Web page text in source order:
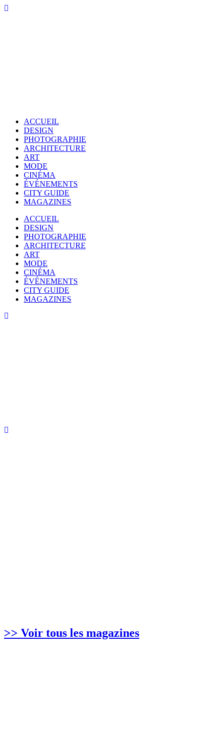
ACCUEIL
DESIGN
PHOTOGRAPHIE
ARCHITECTURE
ART
MODE
CINÉMA
ÉVÉNEMENTS
CITY GUIDE
MAGAZINES
ACCUEIL
DESIGN
PHOTOGRAPHIE
ARCHITECTURE
ART
MODE
CINÉMA
ÉVÉNEMENTS
CITY GUIDE
MAGAZINES
>> Voir tous les magazines